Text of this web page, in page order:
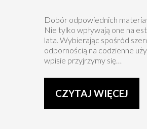
Dobór odpowiednich
Nie tylko wpływają one na
lata. Wybierając spośród
odpornością na codzienne
wpisie przyjrzymy się…
CZYTAJ WIĘCEJ